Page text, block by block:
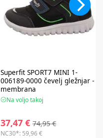
SuperfitSPORT7 MINI 1-
006189-0000 čevelj gležnjar -
membrana
Na voljo takoj
37,47 € 74,95 €
NC30*: 59,96 €